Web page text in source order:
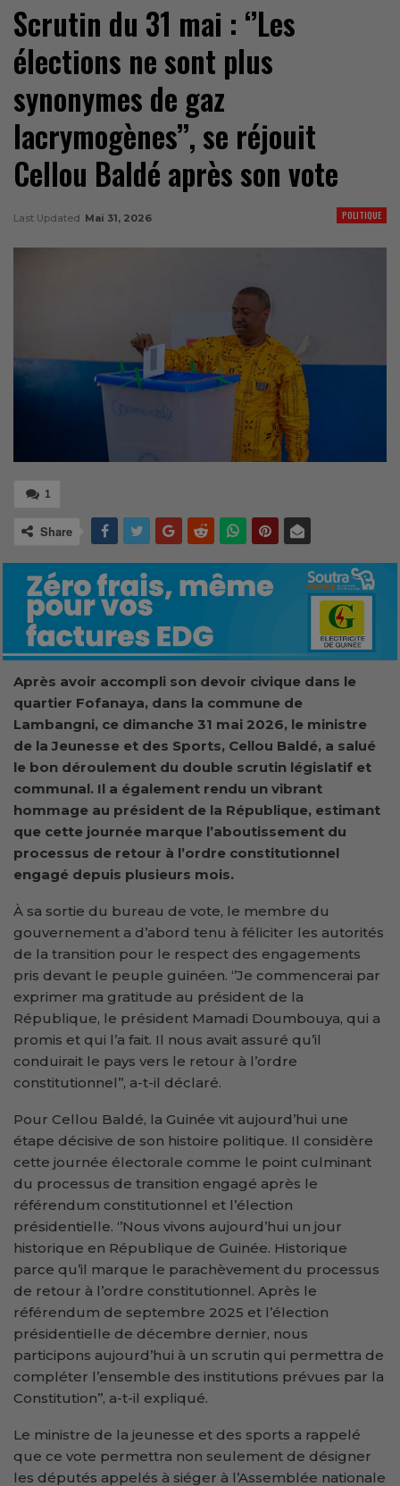
Scrutin du 31 mai : ‘’Les
élections ne sont plus
synonymes de gaz
lacrymogènes’’, se réjouit
Cellou Baldé après son vote
POLITIQUE
Last Updated Mai 31, 2026
1
Share
Après avoir accompli son devoir civique dans le
quartier Fofanaya, dans la commune de
Lambangni, ce dimanche 31 mai 2026, le ministre
de la Jeunesse et des Sports, Cellou Baldé, a salué
le bon déroulement du double scrutin législatif et
communal. Il a également rendu un vibrant
hommage au président de la République, estimant
que cette journée marque l’aboutissement du
processus de retour à l’ordre constitutionnel
engagé depuis plusieurs mois.
À sa sortie du bureau de vote, le membre du
gouvernement a d’abord tenu à féliciter les autorités
de la transition pour le respect des engagements
pris devant le peuple guinéen. ‘’Je commencerai par
exprimer ma gratitude au président de la
République, le président Mamadi Doumbouya, qui a
promis et qui l’a fait. Il nous avait assuré qu’il
conduirait le pays vers le retour à l’ordre
constitutionnel’’, a-t-il déclaré.
Pour Cellou Baldé, la Guinée vit aujourd’hui une
étape décisive de son histoire politique. Il considère
cette journée électorale comme le point culminant
du processus de transition engagé après le
référendum constitutionnel et l’élection
présidentielle. ‘’Nous vivons aujourd’hui un jour
historique en République de Guinée. Historique
parce qu’il marque le parachèvement du processus
de retour à l’ordre constitutionnel. Après le
référendum de septembre 2025 et l’élection
présidentielle de décembre dernier, nous
participons aujourd’hui à un scrutin qui permettra de
compléter l’ensemble des institutions prévues par la
Constitution’’, a-t-il expliqué.
Le ministre de la jeunesse et des sports a rappelé
que ce vote permettra non seulement de désigner
les députés appelés à siéger à l’Assemblée nationale